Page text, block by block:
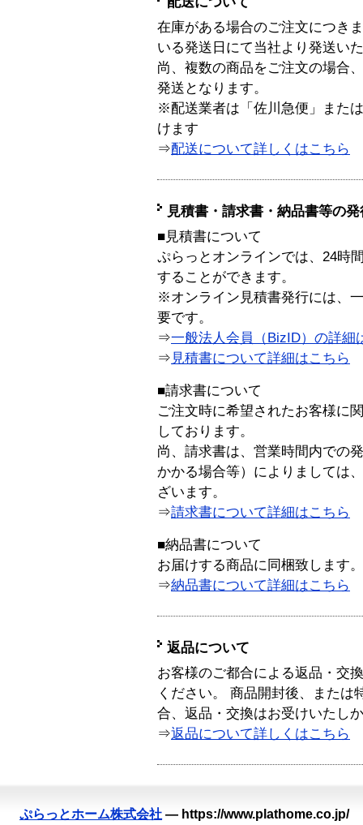
在庫がある場合のご注文につき
いる発送日にて当社より発送い
尚、複数の商品をご注文の場合
発送となります。
※配送業者は「佐川急便」また
けます
⇒配送について詳しくはこちら
見積書・請求書・納品書等の
■見積書について
ぷらっとオンラインでは、24時
することができます。
※オンライン見積書発行には、
要です。
⇒一般法人会員（BizID）の詳細
⇒ 見積書について詳細はこちら
■請求書について
ご注文時に希望されたお客様に
しております。
尚、請求書は、営業時間内での
かかる場合等）によりましては
ざいます。
⇒請求書について詳細はこちら
■納品書について
お届けする商品に同梱致します。
⇒納品書について詳細はこちら
返品について
お客様のご都合による返品・交
ください。 商品開封後、または
合、返品・交換はお受けいたし
⇒返品について詳しくはこちら
ぷらっとホーム株式会社 — https://www.plathome.co.jp/